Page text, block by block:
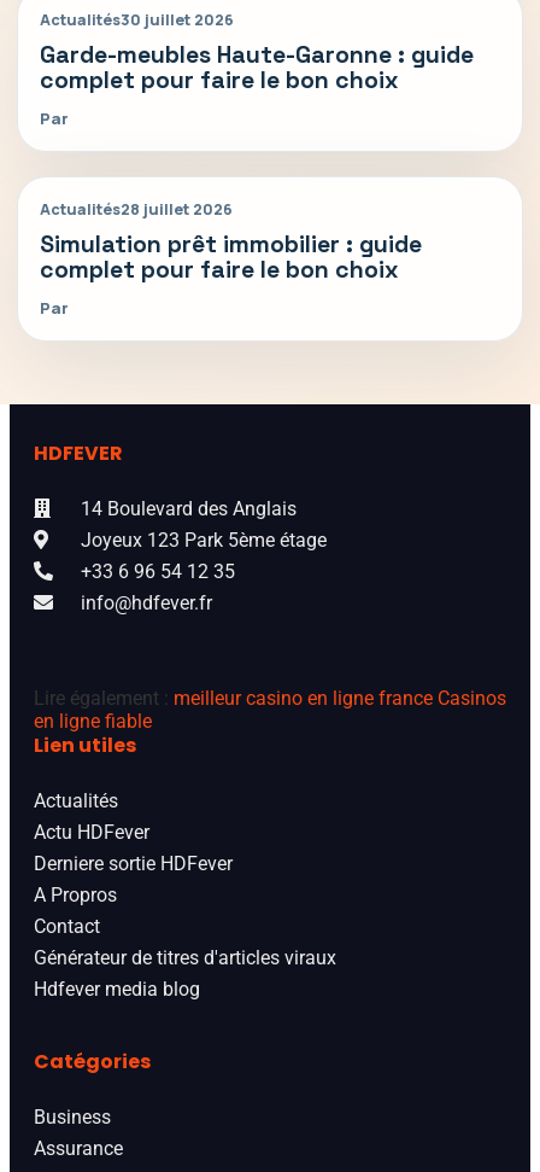
Actualités30 juillet 2026
Garde-meubles Haute-Garonne : guide
complet pour faire le bon choix
Par
Actualités28 juillet 2026
Simulation prêt immobilier : guide
complet pour faire le bon choix
Par
HDFEVER
14 Boulevard des Anglais
Joyeux 123 Park 5ème étage
+33 6 96 54 12 35
info@hdfever.fr
Lire également : meilleur casino en ligne france Casinos
en ligne fiable
Lien utiles
Actualités
Actu HDFever
Derniere sortie HDFever
A Propros
Contact
Générateur de titres d'articles viraux
Hdfever media blog
Catégories
Business
Assurance